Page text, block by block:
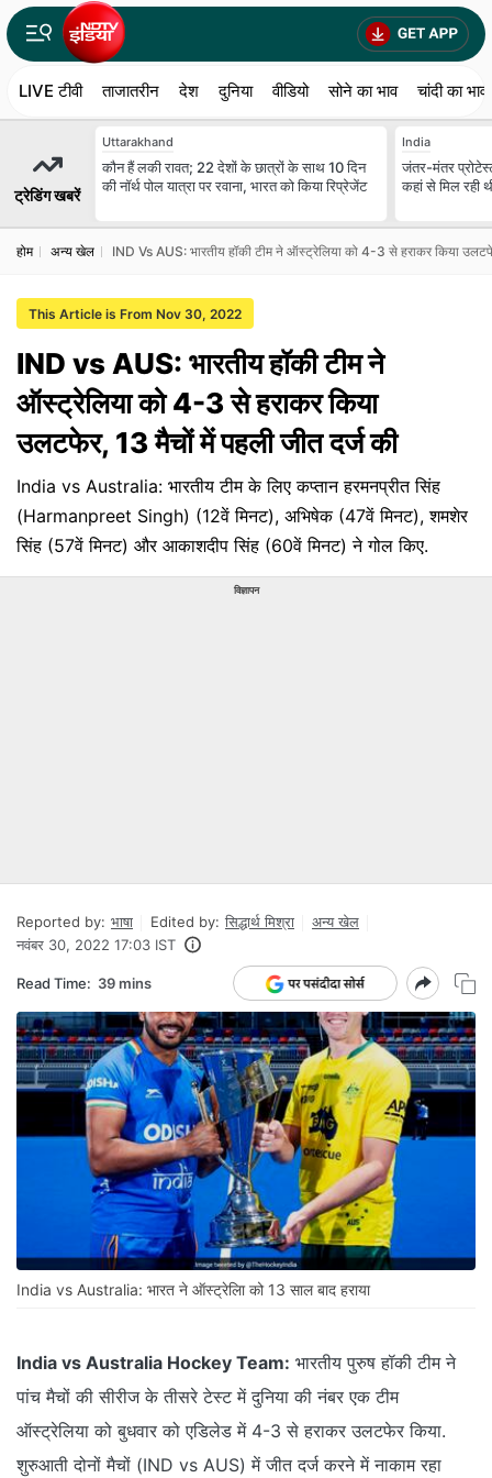
LIVE टीवी ताजातरीन देश दुनिया वीडियो सोने का भाव चांदी का भाव
ट्रेडिंग खबरें
Uttarakhand
कौन हैं लकी रावत; 22 देशों के छात्रों के साथ 10 दिन
की नॉर्थ पोल यात्रा पर रवाना, भारत को किया रिप्रेजेंट
India
जंतर-मंतर
कहां से मिल रही
होम अन्‍य खेल IND Vs AUS: भारतीय हॉकी टीम ने ऑस्ट्रेलिया को 4-3 से हराकर किया
This Article is From Nov 30, 2022
IND vs AUS: भारतीय हॉकी टीम ने
ऑस्ट्रेलिया को 4-3 से हराकर किया
उलटफेर, 13 मैचों में पहली जीत दर्ज की
India vs Australia: भारतीय टीम के लिए कप्तान हरमनप्रीत सिंह
(Harmanpreet Singh) (12वें मिनट), अभिषेक (47वें मिनट), शमशेर
सिंह (57वें मिनट) और आकाशदीप सिंह (60वें मिनट) ने गोल किए.
विज्ञापन
Reported by: भाषा Edited by: सिद्धार्थ मिश्रा
अन्‍य खेल
नवंबर 30, 2022 17:03 IST
Read Time: 39 mins
India vs Australia: भारत ने ऑस्ट्रेलिा को 13 साल बाद हराया
India vs Australia Hockey Team: भारतीय पुरुष हॉकी टीम ने
पांच मैचों की सीरीज के तीसरे टेस्ट में दुनिया की नंबर एक टीम
ऑस्ट्रेलिया को बुधवार को एडिलेड में 4-3 से हराकर उलटफेर किया.
शुरुआती दोनों मैचों (IND vs AUS) में जीत दर्ज करने में नाकाम रहा